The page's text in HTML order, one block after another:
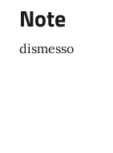
Note
dismesso